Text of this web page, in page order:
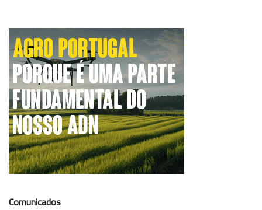
Comunicados